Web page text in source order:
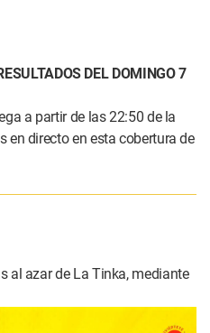
DEL DOMINGO 7
a partir de las 22:50 de la
en directo en esta cobertura de
al azar de La Tinka, mediante